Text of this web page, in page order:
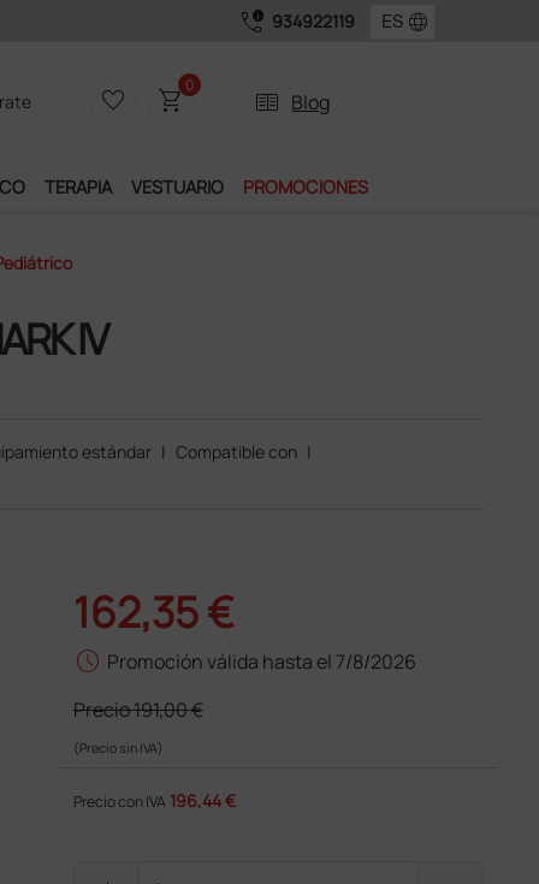
call_quality 934922119 language
favorite_border shopping_cart0
two_pager Blog
TERAPIA VESTUARIO PROMOCIONES
IV
estándar | Compatible con |
162,35 €
schedule Promoción válida hasta el 7/8/2026
Precio191,00 €
(Precio sin IVA)
Precio con IVA 196,44 €